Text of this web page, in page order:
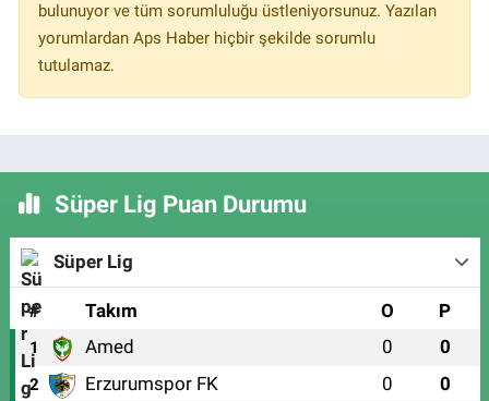
bulunuyor ve tüm sorumluluğu üstleniyorsunuz. Yazılan
yorumlardan Aps Haber hiçbir şekilde sorumlu
tutulamaz.
Süper Lig Puan Durumu
Süper Lig
# Takım O P
1 Amed 0 0
2 Erzurumspor FK 0 0